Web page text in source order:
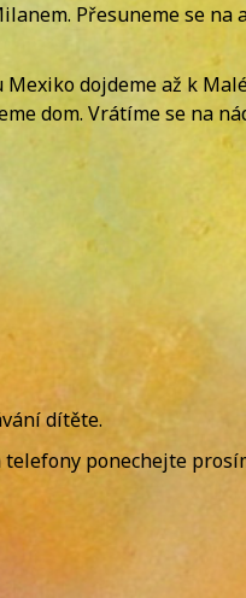
Přesuneme se na
dojdeme až k
dom. Vrátíme se na
dítěte.
ponechejte